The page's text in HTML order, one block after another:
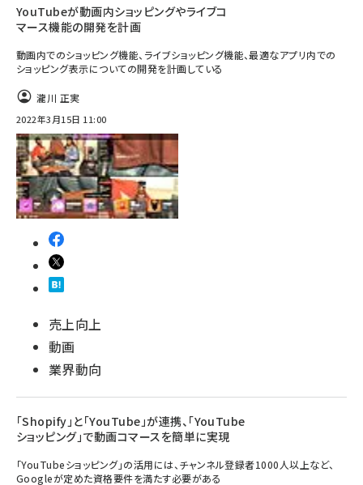
YouTubeが動画内ショッピングやライブコ
マース機能の開発を計画
動画内でのショッピング機能、ライブショッピング機能、最適なアプリ内での
ショッピング表示についての開発を計画している
瀧川 正実
2022年3月15日 11:00
売上向上
動画
業界動向
「Shopify」と「YouTube」が連携、「YouTube
ショッピング」で動画コマースを簡単に実現
「YouTubeショッピング」の活用には、チャンネル登録者1000人以上など、
Googleが定めた資格要件を満たす必要がある